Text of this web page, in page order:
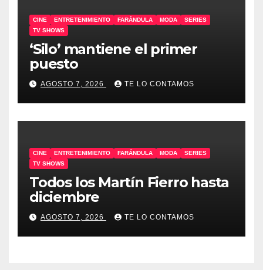
CINE ENTRETENIMIENTO FARÁNDULA MODA
SERIES
TV SHOWS
‘Silo’ mantiene el primer
puesto
AGOSTO 7, 2026 TE LO CONTAMOS
CINE ENTRETENIMIENTO FARÁNDULA MODA
SERIES
TV SHOWS
Todos los Martín Fierro hasta
diciembre
AGOSTO 7, 2026 TE LO CONTAMOS